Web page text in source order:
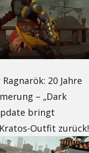
20 Jahre
– „Dark
bringt
Outfit zurück!